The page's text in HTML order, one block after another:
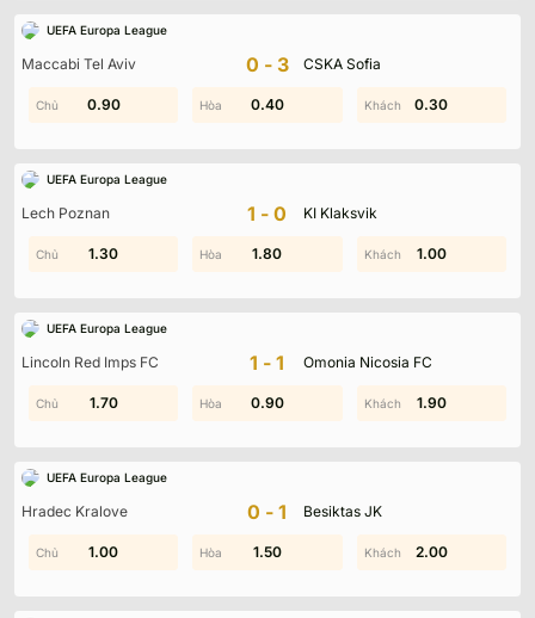
UEFA Europa League
Maccabi Tel Aviv 0-3 CSKA Sofia
1.30 0.60 0.80
0.90 0.40 0.30
UEFA Europa League
Lech Poznan 1-0 KI Klaksvik
0.60 1.20 1.90
1.30 1.80 1.00
UEFA Europa League
Lincoln Red Imps FC 1-1 Omonia Nicosia FC
0.60 0.70 1.90
1.70 0.90 1.90
UEFA Europa League
Hradec Kralove 0-1 Besiktas JK
0.80 1.30 0.30
1.00 1.50 2.00